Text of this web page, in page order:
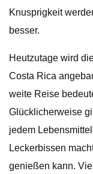
Knusprigkeit
besser.
Heutzutage wird
Costa Rica
weite Reise
Glücklicherweise
jedem
Leckerbissen
genießen kann.